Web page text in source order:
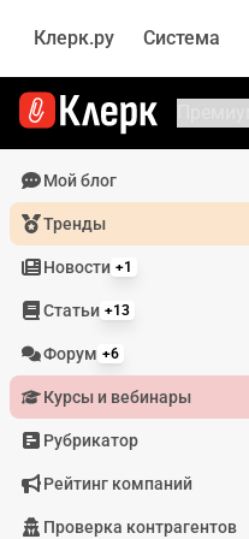
Клерк.ру Система
Мой блог
Тренды
Новости +1
Статьи +13
Форум +6
Курсы и вебинары
Рубрикатор
Рейтинг компаний
Проверка контрагентов